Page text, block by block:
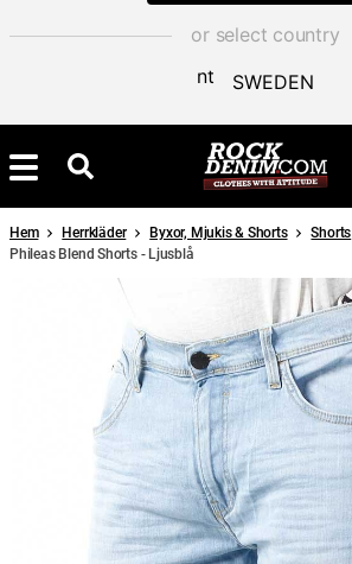
or select country
SWEDEN
Hem Herrkläder Byxor, Mjukis & Shorts
Shorts
Phileas Blend Shorts - Ljusblå